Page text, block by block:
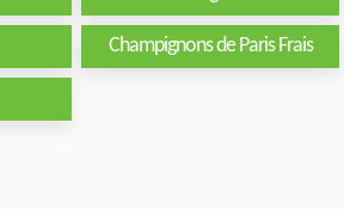
Champignons de Paris Frais